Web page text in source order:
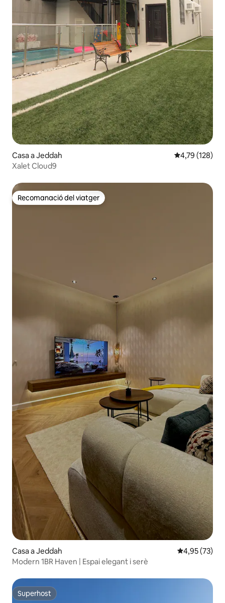
Casa a Jeddah 4,79 de
4,79 (128)
Xalet Cloud9
Recomanació del viatger
Recomanació del viatger
Casa a Jeddah 4,95 de
4,95 (73)
Modern 1BR Haven | Espai elegant i serè
Superhost
Superhost